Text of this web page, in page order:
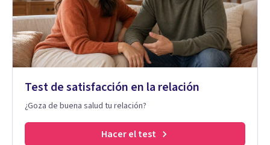
Test de satisfacción en la relación
¿Goza de buena salud tu relación?
Hacer el test